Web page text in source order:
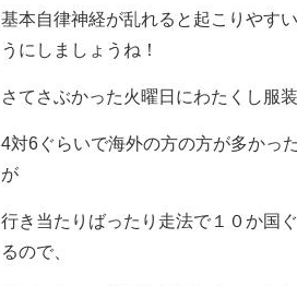
基本自律神経が乱れると起こりやす
うにしましょうね！
さてさぶかった火曜日にわたくし服
4対6ぐらいで海外の方の方が多かっ
が
行き当たりばったり走法で１０か国
るので、